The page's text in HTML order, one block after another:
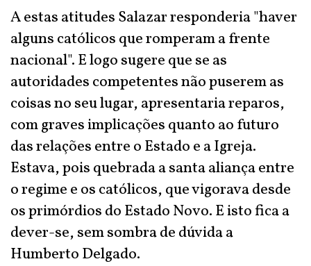
A estas atitudes Salazar responderia "haver
alguns católicos que romperam a frente
nacional". E logo sugere que se as
autoridades competentes não puserem as
coisas no seu lugar, apresentaria reparos,
com graves implicações quanto ao futuro
das relações entre o Estado e a Igreja.
Estava, pois quebrada a santa aliança entre
o regime e os católicos, que vigorava desde
os primórdios do Estado Novo. E isto fica a
dever-se, sem sombra de dúvida a
Humberto Delgado.